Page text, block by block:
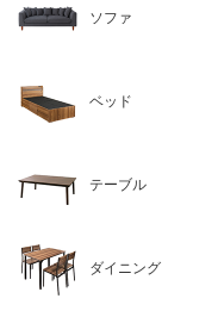
ソファ
ベッド
テーブル
ダイニング